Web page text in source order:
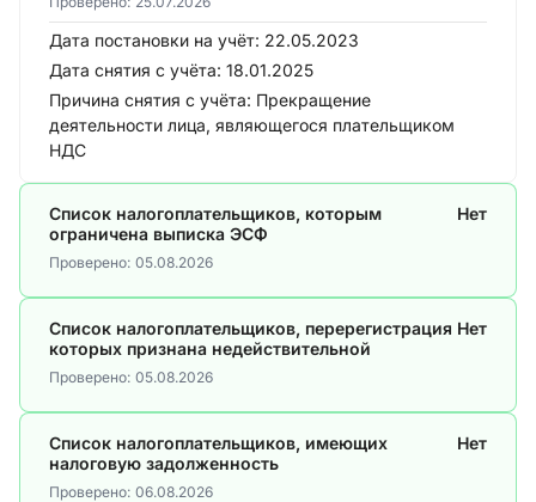
Дата постановки на учёт: 22.05.2023
Дата снятия с учёта: 18.01.2025
Причина снятия с учёта: Прекращение
деятельности лица, являющегося плательщиком
НДС
Список налогоплательщиков, которым
ограничена выписка ЭСФ
Нет
Проверено: 05.08.2026
Список налогоплательщиков, перерегистрация
которых признана недействительной
Нет
Проверено: 05.08.2026
Список налогоплательщиков, имеющих
налоговую задолженность
Нет
Проверено: 06.08.2026